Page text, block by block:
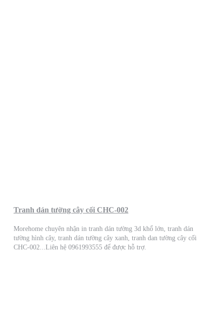
Tranh dán tường cây cối CHC-002
Morehome chuyên nhận in tranh dán tường 3d khổ lớn, tranh dán
tường hình cây, tranh dán tường cây xanh, tranh dan tường cây cối
CHC-002...Liên hệ 0961993555 để được hỗ trợ.